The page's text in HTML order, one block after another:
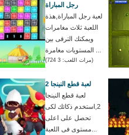
رجل المباراة
لعبة رجل المباراة,هذة
اللعبة ثلاث مغامرات
ويمكنك الترقى بين
(مرات اللعب: 3 724)
لعبة قطع النينجا 2
لعبة قطع النينجا
2,استخدم ذكائك لكى
تحصل على اعلى